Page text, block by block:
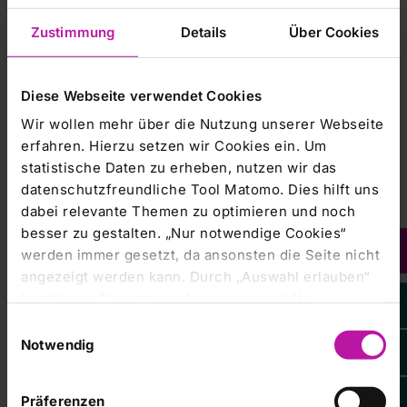
Zustimmung Details Über Cookies
Diese Webseite verwendet Cookies
Wir wollen mehr über die Nutzung unserer Webseite
erfahren. Hierzu setzen wir Cookies ein. Um
statistische Daten zu erheben, nutzen wir das
datenschutzfreundliche Tool Matomo. Dies hilft uns
dabei relevante Themen zu optimieren und noch
besser zu gestalten. „Nur notwendige Cookies“
werden immer gesetzt, da ansonsten die Seite nicht
angezeigt werden kann. Durch „Auswahl erlauben“
erlauben Sie alle eingesetzten Cookies. Sie können
Ihre
Einstellungen anpassen. Weitere Informationen
Notwendig
Präferenzen
anderen Kliniken stehen als akademische
Lehrkrankenhäuser im engen Austausch mit
Forschungseinrichtungen.
Hinzu kommt das RHÖN-Campus-Konzept, das für eine
sektorenübergreifende und zukunftsweisende
Gesundheitsversorgung im ländlichen Raum steht und
einen immer wichtigeren konzeptionellen Beitrag für die
Versorgungsstrukturen der Zukunft – gerade vor dem
Reformen – darstellt.
„Die RHÖN-KLINIKUM AG ist ein attraktiver Arbeitgeber.
Wir bieten unseren Mitarbeitenden gute persönliche
Entwicklungsmöglichkeiten, investieren kontinuierlich in die
unsere Belegschaft“, so Kaltenbach.